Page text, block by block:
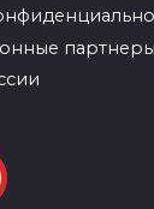
партнеры